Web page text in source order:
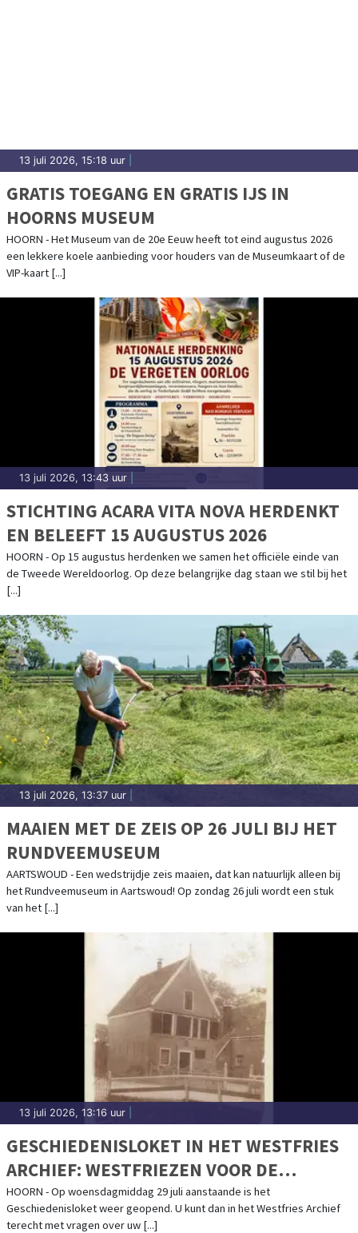
13 juli 2026, 15:18 uur
GRATIS TOEGANG EN GRATIS IJS IN
HOORNS MUSEUM
HOORN - Het Museum van de 20e Eeuw heeft tot eind augustus 2026
een lekkere koele aanbieding voor houders van de Museumkaart of de
VIP-kaart [...]
13 juli 2026, 13:43 uur
STICHTING ACARA VITA NOVA HERDENKT
EN BELEEFT 15 AUGUSTUS 2026
HOORN - Op 15 augustus herdenken we samen het officiële einde van
de Tweede Wereldoorlog. Op deze belangrijke dag staan we stil bij het
[...]
13 juli 2026, 13:37 uur
MAAIEN MET DE ZEIS OP 26 JULI BIJ HET
RUNDVEEMUSEUM
AARTSWOUD - Een wedstrijdje zeis maaien, dat kan natuurlijk alleen bij
het Rundveemuseum in Aartswoud! Op zondag 26 juli wordt een stuk
van het [...]
13 juli 2026, 13:16 uur
GESCHIEDENISLOKET IN HET WESTFRIES
ARCHIEF: WESTFRIEZEN VOOR DE
RECHTER
HOORN - Op woensdagmiddag 29 juli aanstaande is het
Geschiedenisloket weer geopend. U kunt dan in het Westfries Archief
terecht met vragen over uw [...]